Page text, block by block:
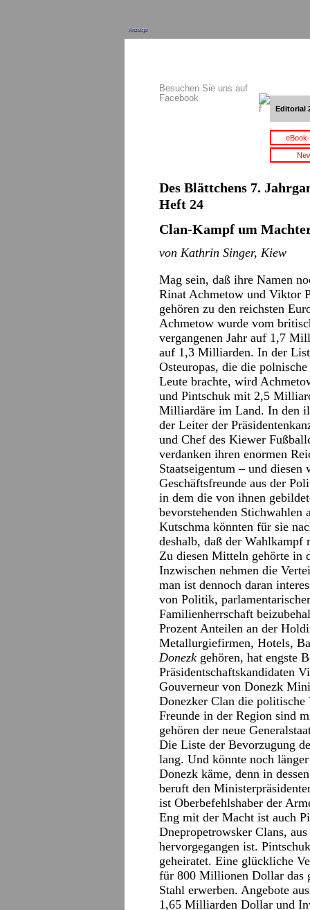
Anzeige
Besuchen Sie uns auf
Facebook
Editorial
Des Blättchens 7.
Heft 24
Clan-Kampf um
von Kathrin Singer, Kiew
Mag sein, daß ihre Namen
Rinat Achmetow und Viktor
gehören zu den reichsten
Achmetow wurde vom
vergangenen Jahr auf 1,7
auf 1,3 Milliarden. In der
Osteuropas, die die
Leute brachte, wird
und Pintschuk mit 2,5
Milliardäre im Land. In den
der Leiter der
und Chef des Kiewer
verdanken ihren enormen
Staatseigentum – und
Geschäftsfreunde aus der
in dem die von ihnen
bevorstehenden Stichwahlen
Kutschma könnten für sie
deshalb, daß der
Zu diesen Mitteln gehörte in
Inzwischen nehmen die
man ist dennoch daran
von Politik,
Familienherrschaft
Prozent Anteilen an der
Metallurgiefirmen, Hotels,
Donezk gehören, hat engste
Präsidentschaftskandidaten
Gouverneur von Donezk
Donezker Clan die
Freunde in der Region sind
gehören der neue
Die Liste der Bevorzugung
lang. Und könnte noch
Donezk käme, denn in
beruft den
ist Oberbefehlshaber der
Eng mit der Macht ist auch
Dnepropetrowsker Clans,
hervorgegangen ist.
geheiratet. Eine glückliche
für 800 Millionen Dollar das
Stahl erwerben. Angebote
1,65 Milliarden Dollar und